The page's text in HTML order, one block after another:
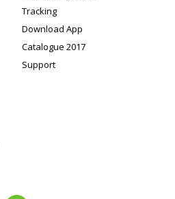
Tracking
Download App
Catalogue 2017
Support